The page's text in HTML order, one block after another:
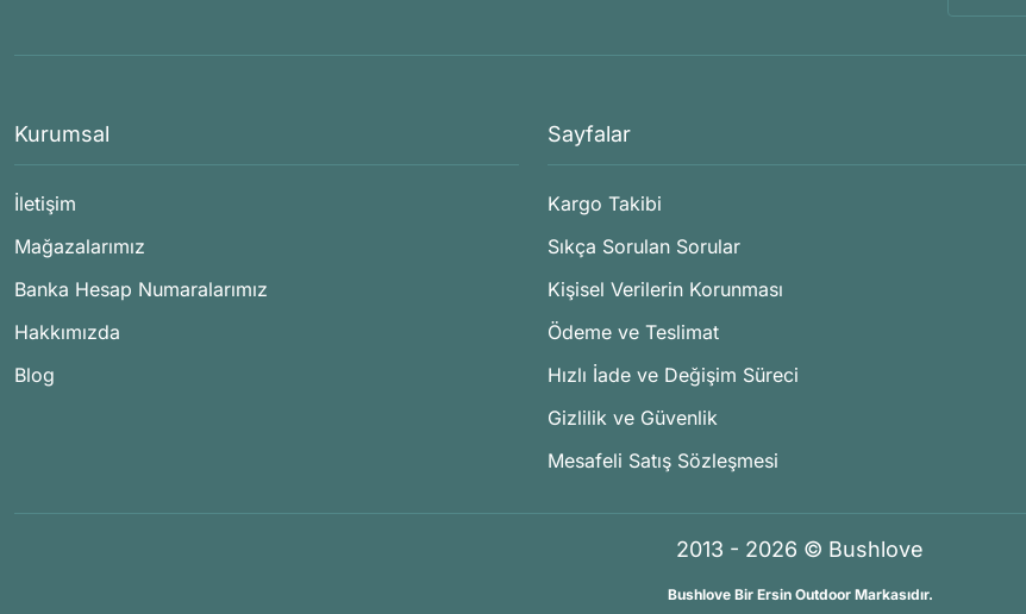
Kurumsal
İletişim
Mağazalarımız
Banka Hesap Numaralarımız
Hakkımızda
Blog
Sayfalar
Kargo Takibi
Sıkça Sorulan Sorular
Kişisel Verilerin Korunması
Ödeme ve Teslimat
Hızlı İade ve Değişim Süreci
Gizlilik ve Güvenlik
Mesafeli Satış Sözleşmesi
2013 - 2026 © Bushlove
Bushlove Bir Ersin Outdoor Markasıdır.